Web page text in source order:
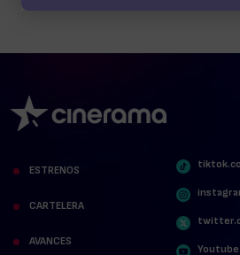
ESTRENOS
CARTELERA
AVANCES
Youtube